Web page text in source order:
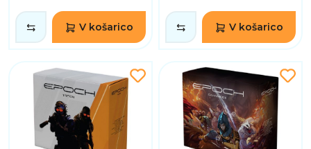
V košarico V košarico